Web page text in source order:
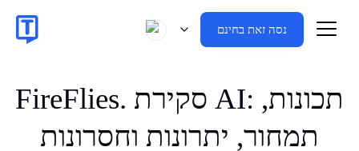
נסה זאת בחינם
FireFlies. סקירת AI: תכונות,
תמחור, יתרונות וחסרונות